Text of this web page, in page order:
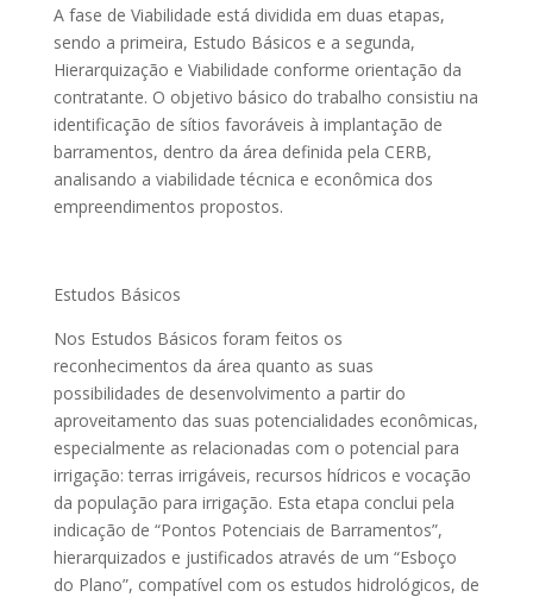
A fase de Viabilidade está dividida em duas etapas,
sendo a primeira, Estudo Básicos e a segunda,
Hierarquização e Viabilidade conforme orientação da
contratante. O objetivo básico do trabalho consistiu na
identificação de sítios favoráveis à implantação de
barramentos, dentro da área definida pela CERB,
analisando a viabilidade técnica e econômica dos
empreendimentos propostos.
Estudos Básicos
Nos Estudos Básicos foram feitos os
reconhecimentos da área quanto as suas
possibilidades de desenvolvimento a partir do
aproveitamento das suas potencialidades econômicas,
especialmente as relacionadas com o potencial para
irrigação: terras irrigáveis, recursos hídricos e vocação
da população para irrigação. Esta etapa conclui pela
indicação de “Pontos Potenciais de Barramentos”,
hierarquizados e justificados através de um “Esboço
do Plano”, compatível com os estudos hidrológicos, de